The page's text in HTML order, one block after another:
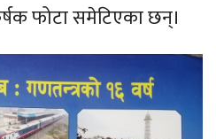
फोटा समेटिएका छन्।